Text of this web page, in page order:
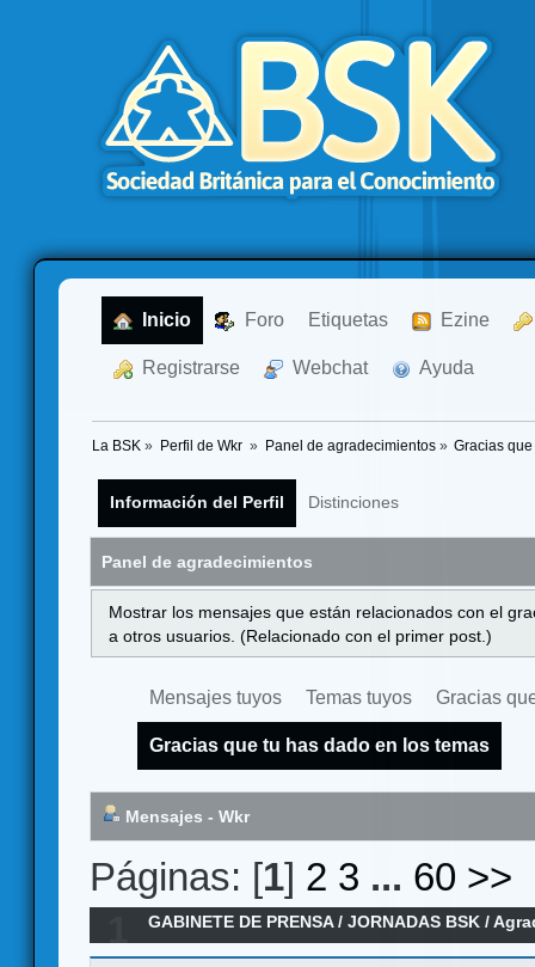
Inicio Foro Etiquetas Ezine
Registrarse Webchat Ayuda
La BSK » Perfil de Wkr » Panel de agradecimientos» Gracias
Información del Perfil Distinciones
Panel de agradecimientos
Mostrar los mensajes que están relacionados con el
a otros usuarios. (Relacionado con el primer post.)
Mensajes tuyos Temas tuyos Gracias
Gracias que tu has dado en los temas
Mensajes - Wkr
Páginas: [1] 2 3 ... 60 >>
GABINETE DE PRENSA/JORNADAS BSK /